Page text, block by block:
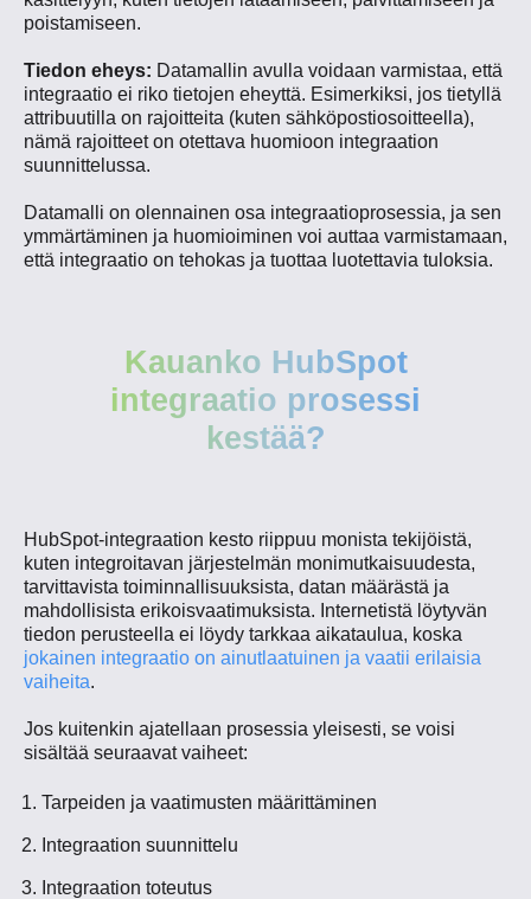
poistamiseen.
Tiedon eheys: Datamallin avulla voidaan varmistaa, että
integraatio ei riko tietojen eheyttä. Esimerkiksi, jos tietyllä
attribuutilla on rajoitteita (kuten sähköpostiosoitteella),
nämä rajoitteet on otettava huomioon integraation
suunnittelussa.
Datamalli on olennainen osa integraatioprosessia, ja sen
ymmärtäminen ja huomioiminen voi auttaa varmistamaan,
että integraatio on tehokas ja tuottaa luotettavia tuloksia.
Kauanko HubSpot
integraatio prosessi
kestää?
HubSpot-integraation kesto riippuu monista tekijöistä,
kuten integroitavan järjestelmän monimutkaisuudesta,
tarvittavista toiminnallisuuksista, datan määrästä ja
mahdollisista erikoisvaatimuksista. Internetistä löytyvän
tiedon perusteella ei löydy tarkkaa aikataulua, koska
jokainen integraatio on ainutlaatuinen ja vaatii erilaisia
vaiheita.
Jos kuitenkin ajatellaan prosessia yleisesti, se voisi
sisältää seuraavat vaiheet:
Tarpeiden ja vaatimusten määrittäminen
Integraation suunnittelu
Integraation toteutus